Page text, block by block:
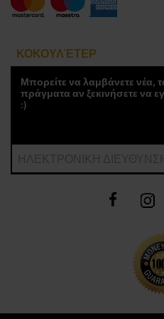
ΚΟΚΟΥΛΈΤΕΡ
Μπορείτε να λαμβάνετε νέα,
πράγματα αν ξεκινήσετε να
:)